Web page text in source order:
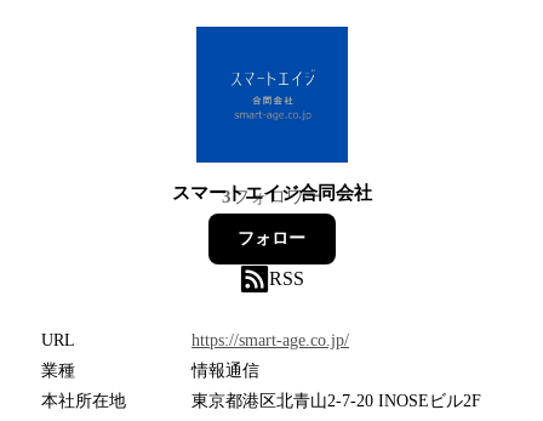
スマートエイジ合同会社
3フォロワー
フォロー
RSS
URL
https://smart-age.co.jp/
業種
情報通信
本社所在地
東京都港区北青山2-7-20 INOSEビル2F